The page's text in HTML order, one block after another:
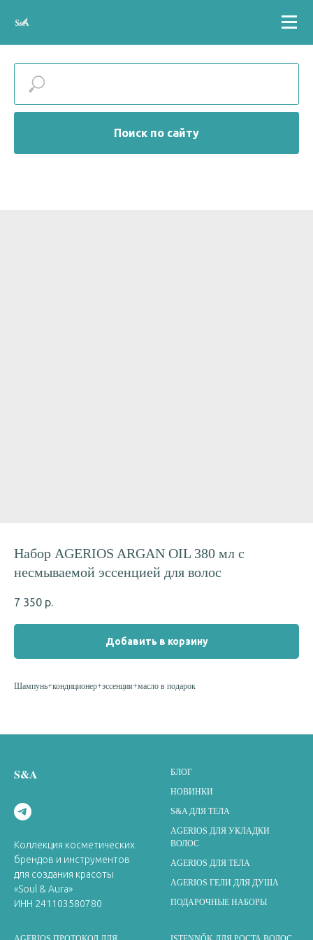
Поиск по сайту
Набор AGERIOS ARGAN OIL 380 мл с
несмываемой эссенцией для волос
7 350 р.
Добавить в корзину
Шампунь+кондиционер+эссенция+масло в подарок
S&A
Коллекция косметических
брендов и инструментов
для создания красоты
«Soul & Aura»
ИНН 241103580780
БЛОГ
НОВИНКИ
S&A ДЛЯ ТЕЛА
AGERIOS ДЛЯ УКЛАДКИ
ВОЛОС
AGERIOS ДЛЯ ТЕЛА
AGERIOS ГЕЛИ ДЛЯ ДУША
ПОДАРОЧНЫЕ НАБОРЫ